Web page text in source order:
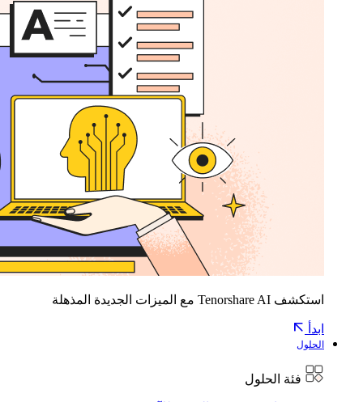
استكشف Tenorshare AI مع الميزات الجديدة المذهلة
ابدأ
الحلول
فئة الحلول